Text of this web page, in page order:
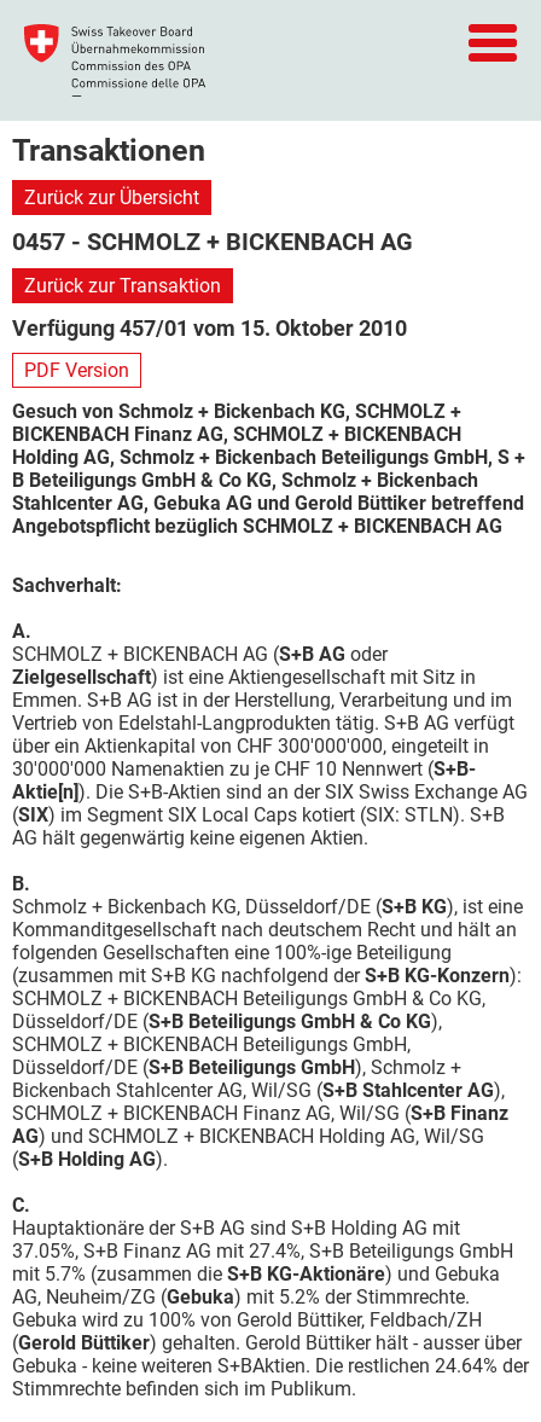
Transaktionen
Zurück zur Übersicht
0457 - SCHMOLZ + BICKENBACH AG
Zurück zur Transaktion
Verfügung 457/01 vom 15. Oktober 2010
PDF Version
Gesuch von Schmolz + Bickenbach KG, SCHMOLZ +
BICKENBACH Finanz AG, SCHMOLZ + BICKENBACH
Holding AG, Schmolz + Bickenbach Beteiligungs GmbH, S +
B Beteiligungs GmbH & Co KG, Schmolz + Bickenbach
Stahlcenter AG, Gebuka AG und Gerold Büttiker betreffend
Angebotspflicht bezüglich SCHMOLZ + BICKENBACH AG
Sachverhalt:
A.
SCHMOLZ + BICKENBACH AG (S+B AG oder
Zielgesellschaft) ist eine Aktiengesellschaft mit Sitz in
Emmen. S+B AG ist in der Herstellung, Verarbeitung und im
Vertrieb von Edelstahl-Langprodukten tätig. S+B AG verfügt
über ein Aktienkapital von CHF 300'000'000, eingeteilt in
30'000'000 Namenaktien zu je CHF 10 Nennwert (S+B-
Aktie[n]). Die S+B-Aktien sind an der SIX Swiss Exchange AG
(SIX) im Segment SIX Local Caps kotiert (SIX: STLN). S+B
AG hält gegenwärtig keine eigenen Aktien.
B.
Schmolz + Bickenbach KG, Düsseldorf/DE (S+B KG), ist eine
Kommanditgesellschaft nach deutschem Recht und hält an
folgenden Gesellschaften eine 100%-ige Beteiligung
(zusammen mit S+B KG nachfolgend derS+B KG-Konzern):
SCHMOLZ + BICKENBACH Beteiligungs GmbH & Co KG,
Düsseldorf/DE (S+B Beteiligungs GmbH & Co KG),
SCHMOLZ + BICKENBACH Beteiligungs GmbH,
Düsseldorf/DE (S+B Beteiligungs GmbH), Schmolz +
Bickenbach Stahlcenter AG, Wil/SG (S+B Stahlcenter AG),
SCHMOLZ + BICKENBACH Finanz AG, Wil/SG (S+B Finanz
AG) und SCHMOLZ + BICKENBACH Holding AG, Wil/SG
(S+B Holding AG).
C.
Hauptaktionäre der S+B AG sind S+B Holding AG mit
37.05%, S+B Finanz AG mit 27.4%, S+B Beteiligungs GmbH
mit 5.7% (zusammen die S+B KG-Aktionäre) und Gebuka
AG, Neuheim/ZG (Gebuka) mit 5.2% der Stimmrechte.
Gebuka wird zu 100% von Gerold Büttiker, Feldbach/ZH
(Gerold Büttiker) gehalten. Gerold Büttiker hält - ausser über
Gebuka - keine weiteren S+BAktien. Die restlichen 24.64% der
Stimmrechte befinden sich im Publikum.